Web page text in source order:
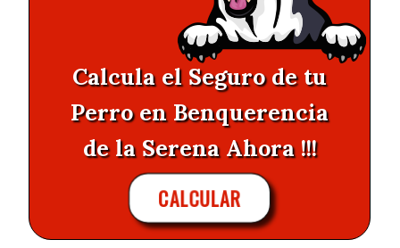
Calcula el Seguro de tu
Perro en Benquerencia
de la Serena Ahora !!!
CALCULAR